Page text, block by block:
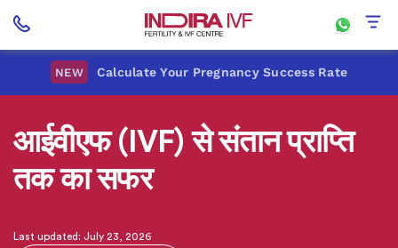
NEW Calculate Your Pregnancy Success Rate
आईवीएफ (IVF) से संतान प्राप्ति
तक का सफर
Last updated: July 23, 2026